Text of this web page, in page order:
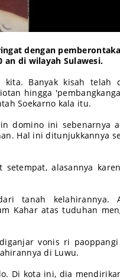
dengan
an di wilayah Sulawesi.
kita. Banyak kisah telah
hingga
Soekarno kala itu.
domino ini sebenarnya
Hal ini ditunjukkannya
setempat, alasannya
tanah kelahirannya.
Kahar atas tuduhan
vonis ri
di Luwu.
Di kota ini, dia